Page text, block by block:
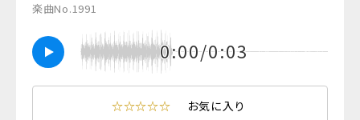
楽曲No.1991
0:00/0:03
☆☆☆☆☆ お気に入り